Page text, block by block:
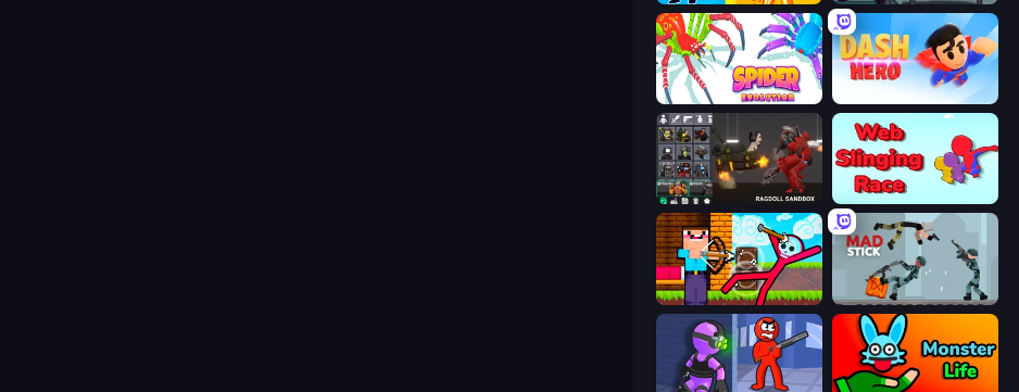
Spider Evolution: Runner Game
Last Play: Ragdoll Sandbox Web Slinging Race
Noob Archer vs Stickman Zombie Mad Stick